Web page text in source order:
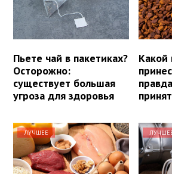
Пьете чай в пакетиках?
Осторожно:
существует большая
угроза для здоровья
ЛУЧШЕЕ